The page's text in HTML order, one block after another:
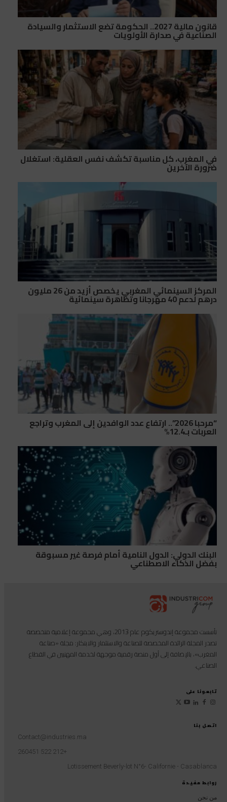
قانون مالية 2027.. الحكومة تضع الاستثمار والسيادة
الصناعية في صدارة الأولويات
في المغرب، كل مناسبة تكشف نفس العقلية: استغلال
ضرورة الآخرين
المركز السينمائي المغربي يخصص أزيد من 26 مليون
درهم لدعم 40 مهرجانا وتظاهرة سينمائية
“مرحبا 2026”.. ارتفاع عدد الوافدين إلى المغرب وتراجع
العربات بـ12.4%
البنك الدولي: الدول النامية أمام فرصة غير مسبوقة
بفضل الذكاء الاصطناعي
روابط مفيدة
من نحن
اتصل بنا
Contact@industries.ma
+212 522 260451
Lotissement Beverly-lot N°6- Californie - Casablanca
تأسست مجموعة إندوستريكوم عام 2013، وهي مجموعة إعلامية متخصصة
تصدر المجلة الرائدة المخصصة للصناعة والاستثمار والابتكار: مجلة «صناعة
المغرب»، بالإضافة إلى أول منصة رقمية موجهة لخدمة المهنيين في القطاع
الصناعي.
تابعونا على